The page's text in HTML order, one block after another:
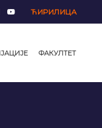
ЋИРИЛИЦА
ФАКУЛТЕТ